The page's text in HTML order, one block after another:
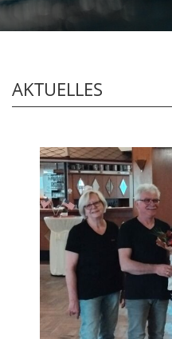
AKTUELLES